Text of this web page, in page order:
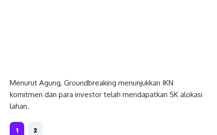
Menurut Agung, Groundbreaking menunjukkan IKN
komitmen dan para investor telah mendapatkan SK alokasi
lahan.
1 2